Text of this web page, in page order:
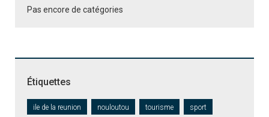
Pas encore de catégories
Étiquettes
ile de la reunion nouloutou tourisme sport